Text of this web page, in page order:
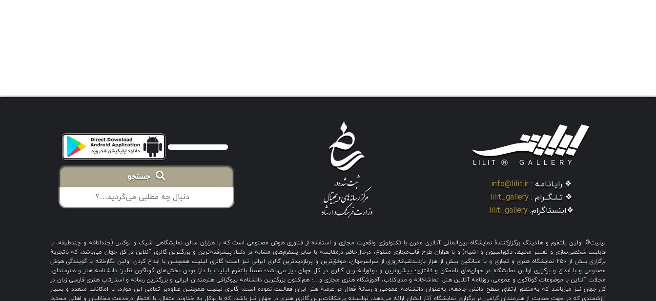
❖ رایـانـامـه : info@lilit.ir
❖ تــلــگــرام : lilit_gallery
❖اینستاگرام: lilit_gallery
جستجو
لیلیت® اولین پلتفرم و هلدینگ برگزارکنندهٔ نمایشگاه بین‌المللی آنلاین مدرن با تکنولوژی واقعیت مجازی و استفاده از فناوری هوش مصنوعی است که با هزاران سالن نمایشگاهی شیک و لوکس (چنداتاقه و چندطبقه، با
قابلیت شخصی‌سازی و تغییر محیط، دکوراسیون و اشیاء) و با هزاران طرح قاب‌مجازی متنوع، درحال‌حاضر درمقایسه با سایر پلتفرم‌های مشابه در دنیا، پیشرفته‌ترین و بزرگترین گالری آنلاین در کل جهان می‌باشد، که باتجربهٔ
برگزاری بیش از ۲۵۰ نمایشگاه هنری و تجاری و با میانگین بیش از هزار بازدیدشبانه‌روزی از سراسرجهان، موفق‌ترین و پربازدیدترین گالری ایرانی نیز است؛ گالری لیلیت همچنین با ابداع کردن اولین نگارخانه با گویندگی هوش
مصنوعی و با ابداع و برگزاری اولین نمایشگاه در جهان‌های ناممکن و فانتزی؛ پیشروترین و نوآورانه‌ترین گالری در کل جهان نیز می‌باشد؛ ضمناً پلتفرم لیلیت با دارا بودن بخش‌های گوناگون نظیر: دانشنامه هنر و هنرمندان،
مجلات آنلاین با موضوعات گوناگون و عمومی، روزنامه آنلاین هنر، تماشاخانه و مدیاکلاب، آموزشگاه هنری مجازی و…؛ هم‌اکنون بزرگترین دانشنامه بیوگرافی هنرمندان ایرانی و بزرگترین رسانه و استارتاپ هنری فارسی زبان در
کل جهان نیز می‌باشد که به‌منظور ارتقای سطح دانش جامعه، به‌عنوان دانشنامه عمومی و رسانهٔ فعال در عرصهٔ هنر ایران فعالیت نموده است؛ گالری لیلیت همچنین علاوه‌بر تمامی این موارد، با امکانات متعدد و بسیار
ارزشمندی که در جهت حمایت از هنرمندان گرامی در برگزاری نمایشگاه آثار ایشان ارائه می‌دهد، توانسته پرامکانات‌ترین گالری هنری در جهان نیز باشد، که با توکل به خداوند متعال، با افتخار درخدمت مخاطبان و اهالی محترم